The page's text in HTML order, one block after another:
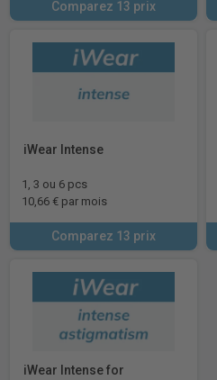
Comparez 13 prix
iWear Intense
1, 3 ou 6 pcs
10,66 € par mois
Comparez 13 prix
iWear Intense for